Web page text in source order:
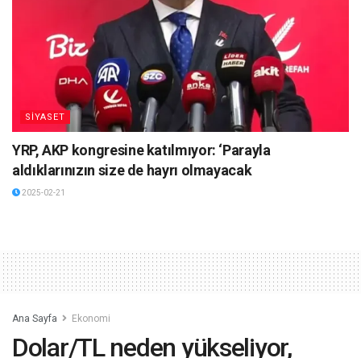
SİYASET
YRP, AKP kongresine katılmıyor: ‘Parayla
aldıklarınızın size de hayrı olmayacak
2025-02-21
Ana Sayfa Ekonomi
Dolar/TL neden yükseliyor,